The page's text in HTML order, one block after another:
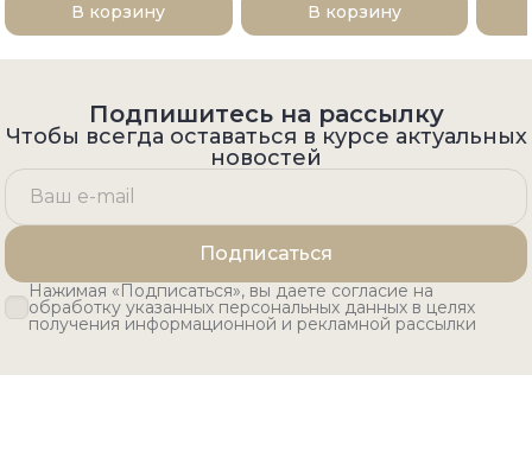
В корзину В корзину
Подпишитесь на рассылку
Чтобы всегда оставаться в курсе актуальных
новостей
Подписаться
Нажимая «Подписаться», вы даете согласие на
обработку указанных персональных данных в целях
получения информационной и рекламной рассылки